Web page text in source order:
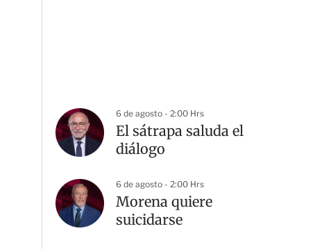
6 de agosto - 2:00 Hrs
El sátrapa saluda el
diálogo
6 de agosto - 2:00 Hrs
Morena quiere
suicidarse